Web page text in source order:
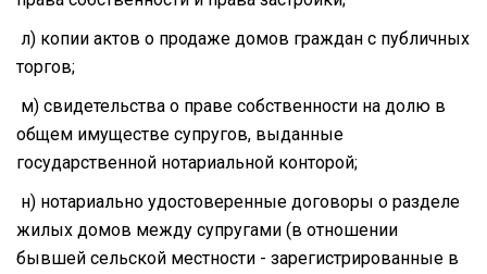
л) копии актов о продаже домов граждан с публичных
торгов;
м) свидетельства о праве собственности на долю в
общем имуществе супругов, выданные
государственной нотариальной конторой;
н) нотариально удостоверенные договоры о разделе
жилых домов между супругами (в отношении
бывшей сельской местности - зарегистрированные в